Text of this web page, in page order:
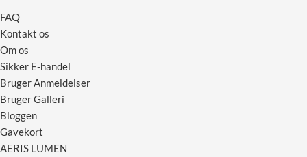
FAQ
Kontakt os
Om os
Sikker E-handel
Bruger Anmeldelser
Bruger Galleri
Bloggen
Gavekort
AERIS LUMEN